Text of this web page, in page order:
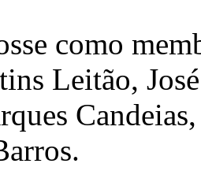
como
Leitão,